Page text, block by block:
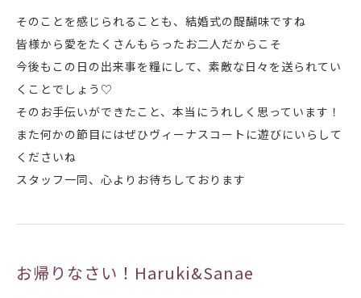
そのことを感じられることも、結婚式の醍醐味ですね
皆様から愛をたくさんもらったお二人だからこそ
今後もこの日の出来事を糧にして、素敵な日々を送られてい
くことでしょう♡
そのお手伝いができたこと、本当にうれしく思っています！
また何かの節目にはぜひヴィーナスコートに遊びにいらして
くださいね
スタッフ一同、心よりお待ちしております
お帰りなさい！Haruki&Sanae